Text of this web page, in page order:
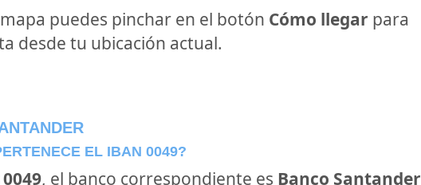
puedes pinchar en el botón Cómo llegar para
desde tu ubicación actual.
EL IBAN 0049?
0049, el banco correspondiente es Banco Santander